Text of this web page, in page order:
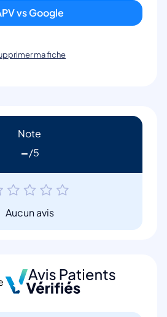
vs Google
ma fiche
Note
-
Aucun avis